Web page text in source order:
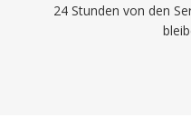
24 Stunden von den